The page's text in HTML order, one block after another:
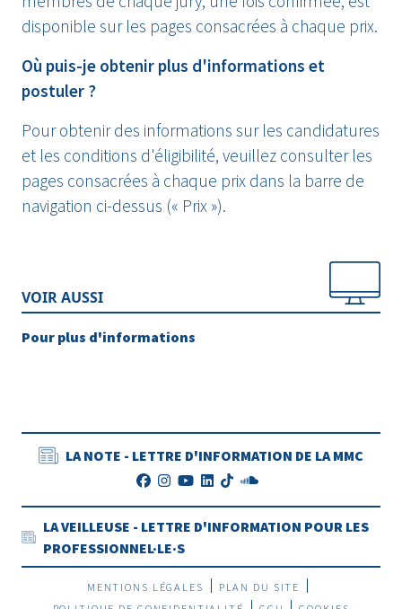
disponible sur les pages consacrées à chaque prix.
Où puis-je obtenir plus d'informations et
postuler ?
Pour obtenir des informations sur les candidatures
et les conditions d'éligibilité, veuillez consulter les
pages consacrées à chaque prix dans la barre de
navigation ci-dessus (« Prix »).
VOIR AUSSI
Pour plus d'informations
LA NOTE - LETTRE D'INFORMATION DE LA MMC
LA VEILLEUSE - LETTRE D'INFORMATION POUR LES
PROFESSIONNEL·LE·S
MENTIONS LÉGALES
PLAN DU SITE